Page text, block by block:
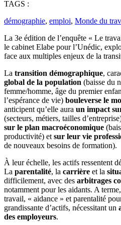
TAGS :
démographie, emploi, Monde du
La 3e édition de l’enquête « Le
le cabinet Elabe pour l’Unédic,
face aux multiples enjeux de la
La transition démographique,
global de la population (baisse du
femme/homme, âge du premier
l’espérance de vie) bouleverse le
anticipent qu’elle aura un impact
(secteurs, métiers, tailles
sur le plan macroéconomique
productivité) et sur leur vie
de nouveaux besoins de formation).
À leur échelle, les actifs ressentent
La parentalité, la carrière et la
difficilement, avec des arbitrages
notamment pour les aidants. A
travail, « aidance » et parentalité
grandissante d’actifs, nécessitant un
des employeurs.